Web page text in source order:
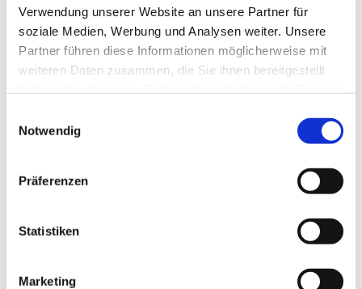
Verwendung unserer Website an unsere Partner für
soziale Medien, Werbung und Analysen weiter. Unsere
Partner führen diese Informationen möglicherweise mit
weiteren Daten zusammen, die Sie ihnen bereitgestellt
Notwendig
Präferenzen
Statistiken
Marketing
Dies könnte Sie auch
interessieren